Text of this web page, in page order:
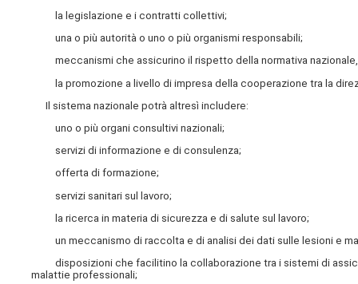
la legislazione e i contratti collettivi;
una o più autorità o uno o più organismi responsabili;
meccanismi che assicurino il rispetto della normativa
la promozione a livello di impresa della cooperazione tra la
Il sistema nazionale potrà altresì includere:
uno o più organi consultivi nazionali;
servizi di informazione e di consulenza;
offerta di formazione;
servizi sanitari sul lavoro;
la ricerca in materia di sicurezza e di salute sul lavoro;
un meccanismo di raccolta e di analisi dei dati sulle lesioni e
disposizioni che facilitino la collaborazione tra i sistemi di
malattie professionali;